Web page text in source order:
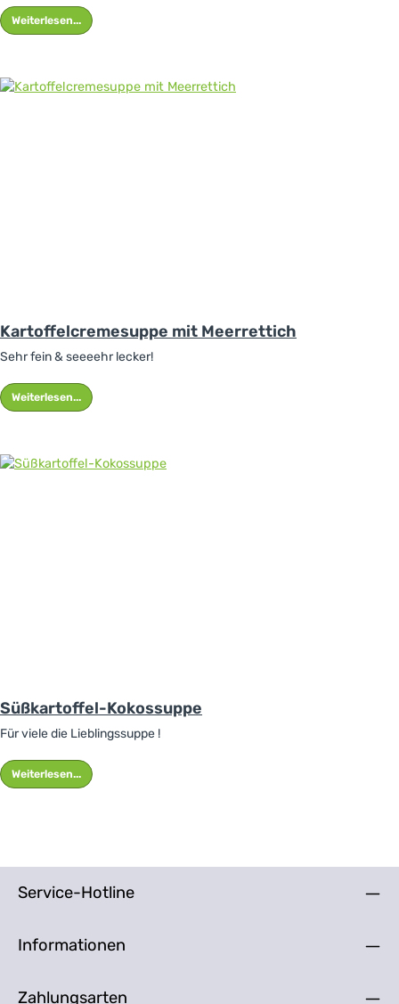
Weiterlesen...
Kartoffelcremesuppe mit Meerrettich
Sehr fein & seeeehr lecker!
Weiterlesen...
Süßkartoffel-Kokossuppe
Für viele die Lieblingssuppe !
Weiterlesen...
Service-Hotline
Informationen
Zahlungsarten